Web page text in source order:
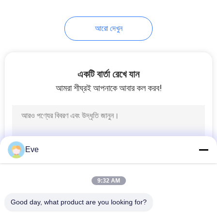
কার পেইন্ট হার্ডেনার
কার পেইন্ট থিনার
আরো দেখুন
একটি বার্তা রেখে যান
আমরা শীঘ্রই আপনাকে আবার কল করব!
Eve
9:32 AM
Good day, what product are you looking for?